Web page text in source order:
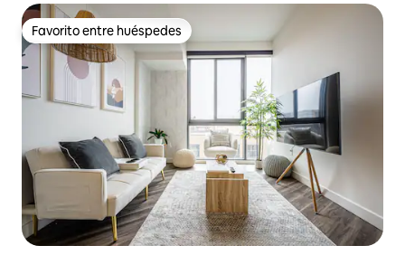
Favorito entre huéspedes
Favorito entre huéspedes